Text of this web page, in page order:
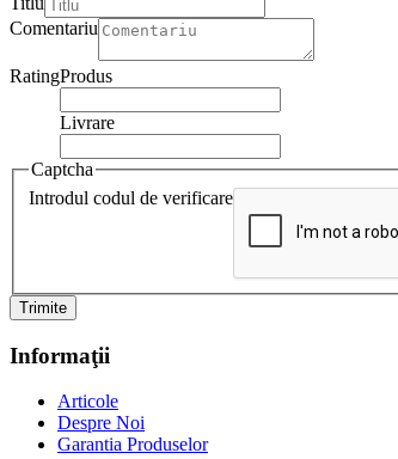
Comentariu
RatingProdus
Livrare
Captcha
Introdul codul de verificare
Trimite
Informaţii
Articole
Despre Noi
Garantia Produselor